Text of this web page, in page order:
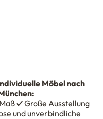
Möbel nach
✓Große Ausstellung
und unverbindliche